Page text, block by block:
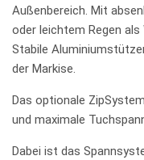
Außenbereich. Mit
oder leichtem Regen
Stabile
der Markise.
Das optionale
und maximale
Dabei ist das